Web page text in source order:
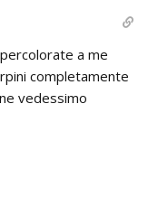
a me
completamente
vedessimo